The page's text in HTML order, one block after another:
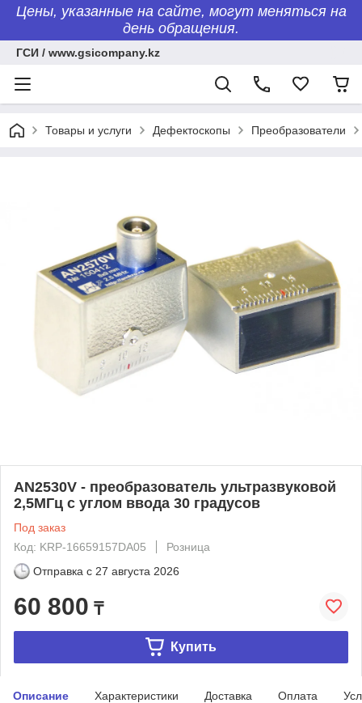
Цены, указанные на сайте, могут меняться на
день обращения.
ГСИ / www.gsicompany.kz
Товары и услуги Дефектоскопы Преобразователи
AN2530V - преобразователь ультразвуковой
2,5МГц с углом ввода 30 градусов
Под заказ
Код: KRP-16659157DA05
Розница
Отправка с 27 августа 2026
60 800 ₸
Купить
Описание Характеристики Доставка Оплата